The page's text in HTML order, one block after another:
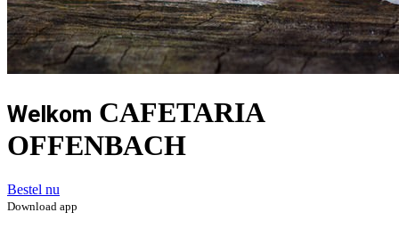
Welkom CAFETARIA
OFFENBACH
Bestel nu
Download app